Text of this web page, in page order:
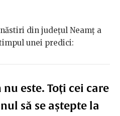
din județul Neamț a
unei predici:
nu este. Toți cei care
să se aștepte la